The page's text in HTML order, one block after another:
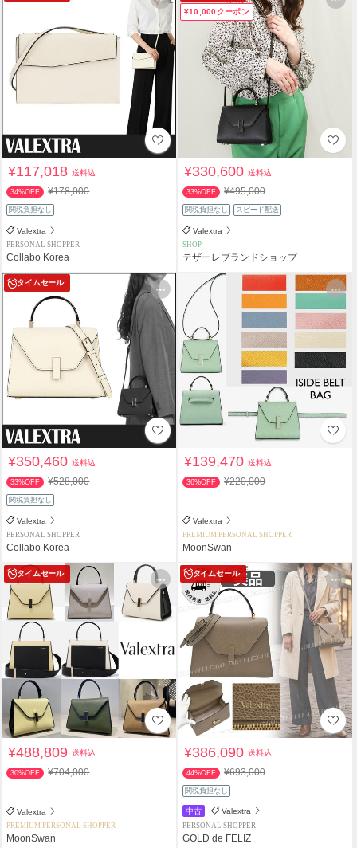
¥117,018送料込
34%OFF ¥178,000
関税負担なし
Valextra
PERSONAL SHOPPER
Collabo Korea
¥10,000クーポン
¥330,600送料込
33%OFF ¥495,000
関税負担なし スピード配送
Valextra
SHOP
テザーレブランドショップ
タイムセール
¥350,460送料込
33%OFF ¥528,000
関税負担なし
Valextra
PERSONAL SHOPPER
Collabo Korea
¥139,470送料込
36%OFF ¥220,000
Valextra
PREMIUM PERSONAL SHOPPER
MoonSwan
タイムセール
¥488,809送料込
30%OFF ¥704,000
Valextra
PREMIUM PERSONAL SHOPPER
MoonSwan
タイムセール
¥386,090送料込
44%OFF ¥693,000
関税負担なし
中古 Valextra
PERSONAL SHOPPER
GOLD de FELIZ